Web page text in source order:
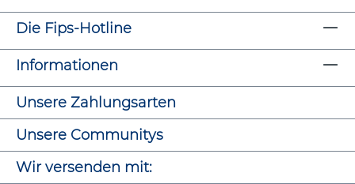
Die Fips-Hotline
Informationen
Unsere Zahlungsarten
Unsere Communitys
Wir versenden mit: